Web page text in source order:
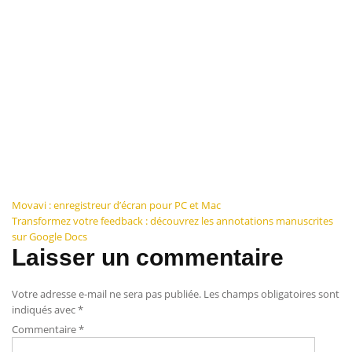
Navigation
de
l’article
Movavi : enregistreur d’écran pour PC et Mac
Transformez votre feedback : découvrez les annotations manuscrites
sur Google Docs
Laisser un commentaire
Votre adresse e-mail ne sera pas publiée. Les champs obligatoires sont
indiqués avec*
Commentaire*